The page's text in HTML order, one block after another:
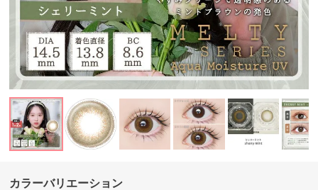
カラーバリエーション